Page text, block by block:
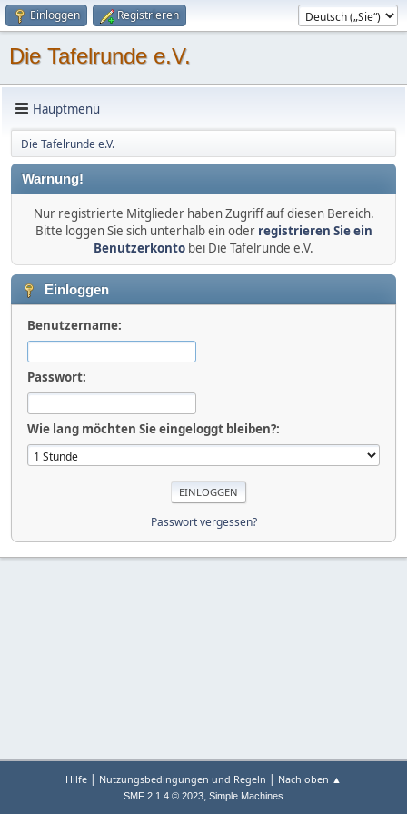
Einloggen Registrieren
Die Tafelrunde e.V.
Hauptmenü
Die Tafelrunde e.V.
Warnung!
Nur registrierte Mitglieder haben Zugriff auf diesen Bereich.
Bitte loggen Sie sich unterhalb ein oder registrieren Sie ein
Benutzerkonto bei Die Tafelrunde e.V.
Einloggen
Benutzername:
Passwort:
Wie lang möchten Sie eingeloggt bleiben?:
Passwort vergessen?
Hilfe | Nutzungsbedingungen und Regeln | Nach oben ▲
SMF 2.1.4 © 2023, Simple Machines